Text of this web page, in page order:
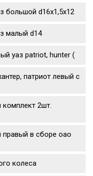
большой d16х1,5х12
малый d14
уаз patriot, hunter (
патриот левый с
комплект 2шт.
правый в сборе оао
колеса